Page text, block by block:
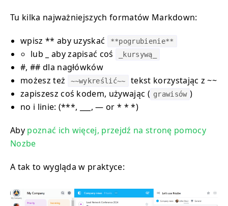
Tu kilka najważniejszych formatów Markdown:
wpisz ** aby uzyskać **pogrubienie**
lub _ aby zapisać coś _kursywą_
#, ## dla nagłówków
możesz też
~~wykreślić~~
tekst korzystając z ~~
zapiszesz coś kodem, używając ( grawisów )
no i linie: (***, ___, — or * * *)
Aby poznać ich więcej, przejdź na stronę pomocy
Nozbe
A tak to wygląda w praktyce: